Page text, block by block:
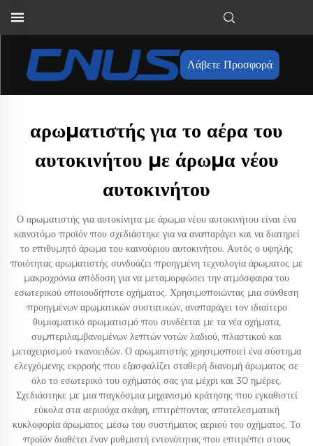
Λάβετε Προσφορά
αρωματιστής για το αέρα του
αυτοκινήτου με άρωμα νέου
αυτοκινήτου
Ο αρωματιστής για αυτοκίνητα με άρωμα νέου αυτοκινήτου είναι ένα
καινοτόμο προϊόν που σχεδιάστηκε για να αναπαράγει και να διατηρεί
το επιθυμητό άρωμα του καινούριου αυτοκινήτου. Αυτός ο υψηλής
ποιότητας αρωματιστής συνδυάζει προηγμένη τεχνολογία άρωματος με
μακροχρόνια απόδοση για να μεταμορφώσει την ατμόσφαιρα του
εσωτερικού οποιουδήποτε οχήματος. Χρησιμοποιώντας μια σύνθεση
προηγμένων αρωματικών συστατικών, αναπαράγει τον ιδιαίτερο
θυμιαματικό αρωματισμό που συνδέεται με τα νέα οχήματα,
συμπεριλαμβανομένων λεπτών νοτών λαδιού, πλαστικού και
μεταχειρισμού τκανοειδών. Ο αρωματιστής χρησιμοποιεί ένα σύστημα
ελεγχόμενης εκρροής που εξασφαλίζει σταθερή διανομή άρωματος σε
όλο το εσωτερικό του οχήματός σας για μέχρι και 30 ημέρες.
Σχεδιάστηκε με μια παγκόσμια μηχανισμό κράτησης που εγκαθιστεί
εύκολα στα αεριούχα σκάφη, επιτρέποντας αποτελεσματική
κυκλοφορία άρωματος μέσω του συστήματος αεριού του οχήματος. Το
προϊόν διαθέτει έναν ρυθμιστή εντονότητας που επιτρέπει στους